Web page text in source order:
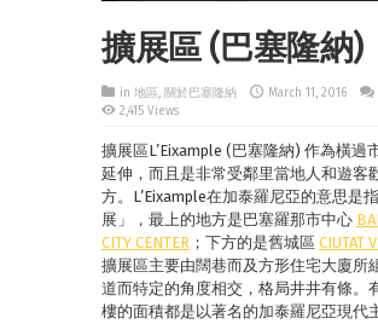
擴展區 (巴塞隆納)
in 地區, 關於巴塞隆納 March 11, 2016
2,415 Views
擴展區L’Eixample (巴塞隆納) 作為橫過
延伸，而且是非常受鄰里當地人和遊客
方。L’Eixample在加泰羅尼亞的意思是
展」，最上的地方是巴塞羅那市中心
CITY CENTER ；下方的是舊城區 CIUTAT
擴展區主要由闊巷而及方形住宅大廈所
道而特定的角度相交，格局井井有條。
樓的面積都是以著名的加泰羅尼亞現代